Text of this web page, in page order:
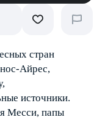
стран
Айрес,
источники.
Месси, папы